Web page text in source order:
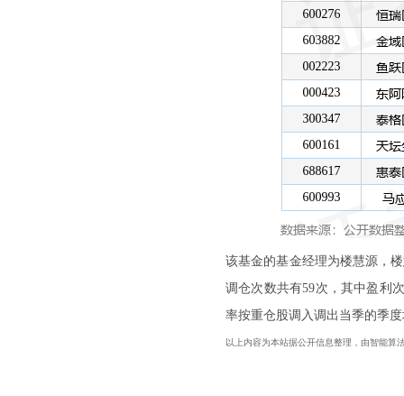
该基金的基金经理为楼慧源，
调仓次数共有59次，其中盈利
率按重仓股调入调出当季的季
以上内容为本站据公开信息整理，由智能算